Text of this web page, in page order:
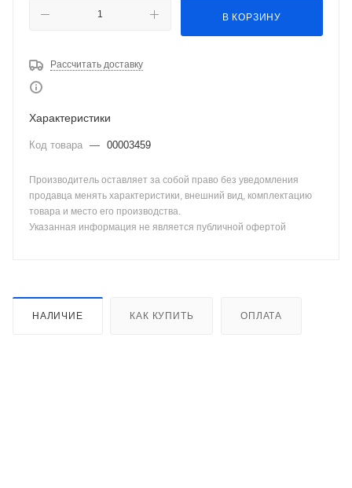
В КОРЗИНУ
Рассчитать доставку
Характеристики
Код товара — 00003459
Производитель оставляет за собой право без уведомления
продавца менять характеристики, внешний вид, комплектацию
товара и место его производства.
Указанная информация не является публичной офертой
НАЛИЧИЕ КАК КУПИТЬ ОПЛАТА